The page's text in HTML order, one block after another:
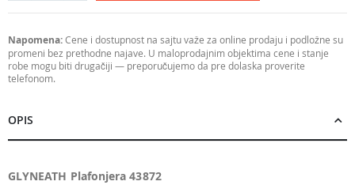
Napomena:Cene i dostupnost na sajtu važe za online prodaju i podložne su
promeni bez prethodne najave. U maloprodajnim objektima cene i stanje
robe mogu biti drugačiji — preporučujemo da pre dolaska proverite
telefonom.
OPIS
GLYNEATH Plafonjera 43872